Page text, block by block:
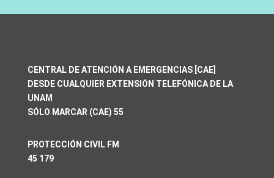
CENTRAL DE ATENCIÓN A EMERGENCIAS [CAE]
DESDE CUALQUIER EXTENSIÓN TELEFÓNICA DE LA
UNAM
SÓLO MARCAR (CAE) 55
PROTECCIÓN CIVIL FM
45 179